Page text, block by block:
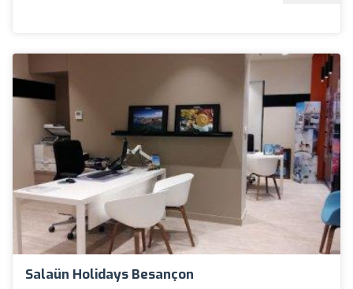
Salaün Holidays Besançon